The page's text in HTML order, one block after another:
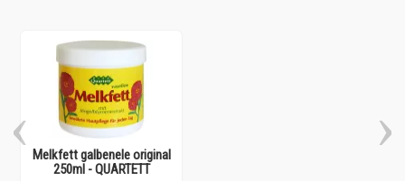
Melkfett galbenele original
250ml - QUARTETT